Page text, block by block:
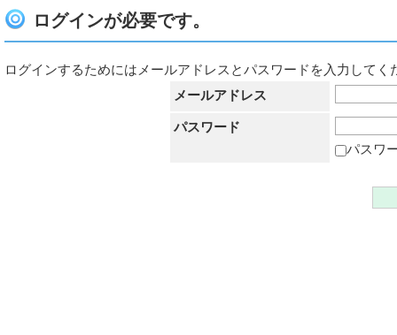
ログインが必要です。
ログインするためにはメールアドレスとパスワードを入力してく
メールアドレス
パスワード
パスワ